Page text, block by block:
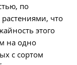
по
что
этого
на одно
с сортом